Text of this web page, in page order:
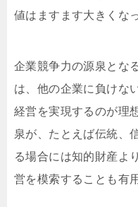
値はますます大きくな
企業競争力の源泉とな
は、他の企業に負けな
経営を実現するのが理
泉が、たとえば伝統、
る場合には知的財産よ
営を模索することも有